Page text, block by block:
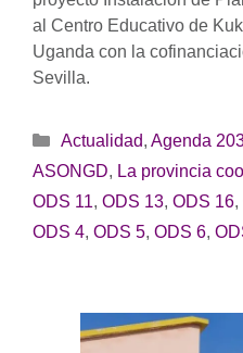
al Centro Educativo de
Uganda con la
Sevilla.
Categorías
Actualidad, Agenda
ASONGD, La provincia
ODS 11, ODS 13, ODS 16,
ODS 4, ODS 5, ODS 6,